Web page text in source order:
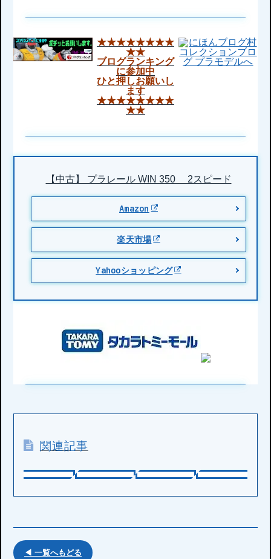
★★★★★★★★
★★
ブログランキング
に参加中
ひと押しお願いし
ます
★★★★★★★★
★★
【中古】 プラレール WIN 350 2スピード
Amazon
楽天市場
Yahooショッピング
関連記事
◀ 一覧へもどる